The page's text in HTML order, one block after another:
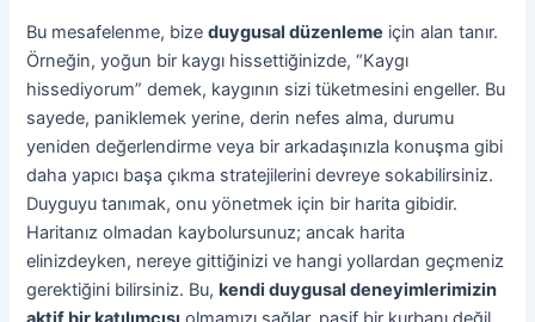
Bu mesafelenme, bizeduygusal düzenleme için alan tanır.
Örneğin, yoğun bir kaygı hissettiğinizde, “Kaygı
hissediyorum” demek, kaygının sizi tüketmesini engeller. Bu
sayede, paniklemek yerine, derin nefes alma, durumu
yeniden değerlendirme veya bir arkadaşınızla konuşma gibi
daha yapıcı başa çıkma stratejilerini devreye sokabilirsiniz.
Duyguyu tanımak, onu yönetmek için bir harita gibidir.
Haritanız olmadan kaybolursunuz; ancak harita
elinizdeyken, nereye gittiğinizi ve hangi yollardan geçmeniz
gerektiğini bilirsiniz. Bu, kendi duygusal deneyimlerimizin